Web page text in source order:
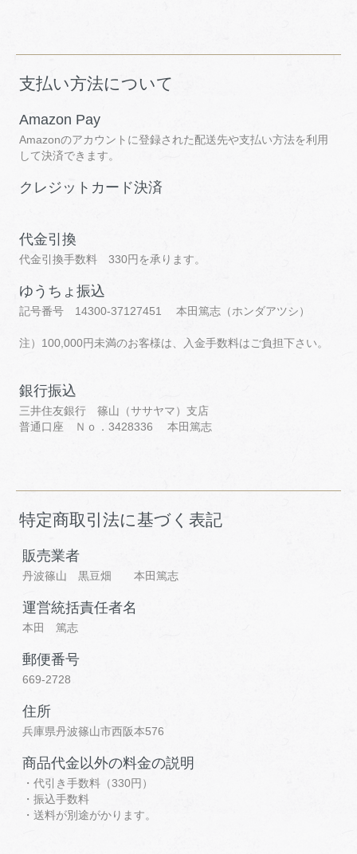
支払い方法について
Amazon Pay
Amazonのアカウントに登録された配送先や支払い方法を利用
して決済できます。
クレジットカード決済
代金引換
代金引換手数料 330円を承ります。
ゆうちょ振込
記号番号 14300-37127451 本田篤志（ホンダアツシ）
注）100,000円未満のお客様は、入金手数料はご負担下さい。
銀行振込
三井住友銀行 篠山（ササヤマ）支店
普通口座 Ｎｏ．3428336 本田篤志
特定商取引法に基づく表記
販売業者
丹波篠山 黒豆畑 本田篤志
運営統括責任者名
本田 篤志
郵便番号
669-2728
住所
兵庫県丹波篠山市西阪本576
商品代金以外の料金の説明
・代引き手数料（330円）
・振込手数料
・送料が別途がかります。